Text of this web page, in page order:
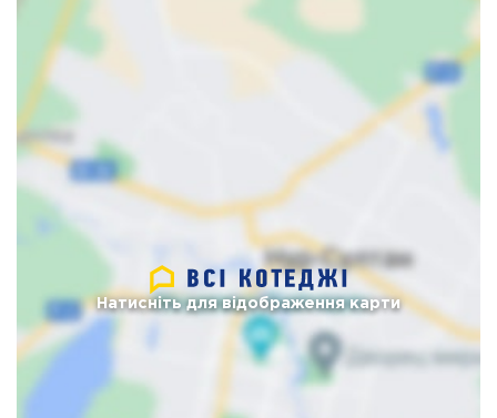
Натисніть для відображення карти